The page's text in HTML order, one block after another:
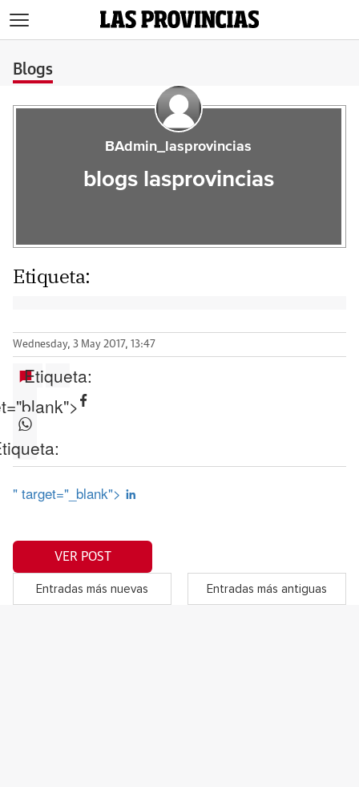
Blogs
BAdmin_lasprovincias
blogs lasprovincias
Etiqueta:
Wednesday, 3 May 2017, 13:47
Etiqueta:
" target="_blank">
VER POST
Entradas más nuevas Entradas más antiguas